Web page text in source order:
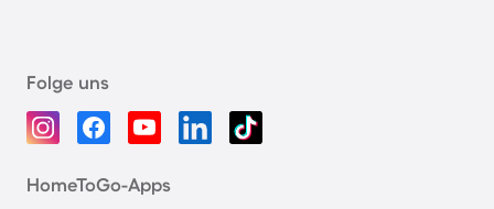
Folge uns
HomeToGo-Apps